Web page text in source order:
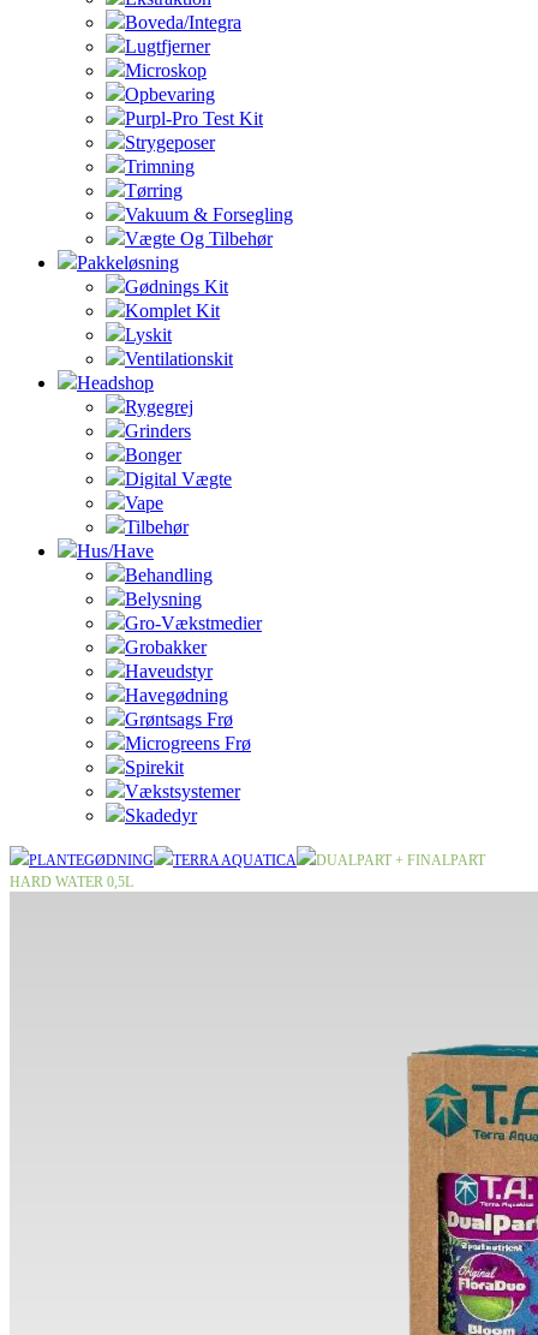
Boveda/Integra
Lugtfjerner
Microskop
Opbevaring
Purpl-Pro Test Kit
Strygeposer
Trimning
Tørring
Vakuum & Forsegling
Vægte Og Tilbehør
Pakkeløsning
Gødnings Kit
Komplet Kit
Lyskit
Ventilationskit
Headshop
Rygegrej
Grinders
Bonger
Digital Vægte
Vape
Tilbehør
Hus/Have
Behandling
Belysning
Gro-Vækstmedier
Grobakker
Haveudstyr
Havegødning
Grøntsags Frø
Microgreens Frø
Spirekit
Vækstsystemer
Skadedyr
PLANTEGØDNING TERRA AQUATICA
DUALPART + FINALPART
HARD WATER 0,5L